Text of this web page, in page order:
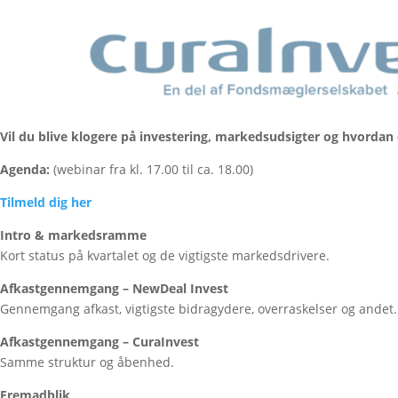
Vil du blive klogere på investering, markedsudsigter og
Agenda: (webinar fra kl. 17.00 til ca. 18.00)
Tilmeld dig her
Intro & markedsramme
Kort status på kvartalet og de vigtigste markedsdrivere.
Afkastgennemgang – NewDeal Invest
Gennemgang afkast, vigtigste bidragydere, overraskelser og andet.
Afkastgennemgang – CuraInvest
Samme struktur og åbenhed.